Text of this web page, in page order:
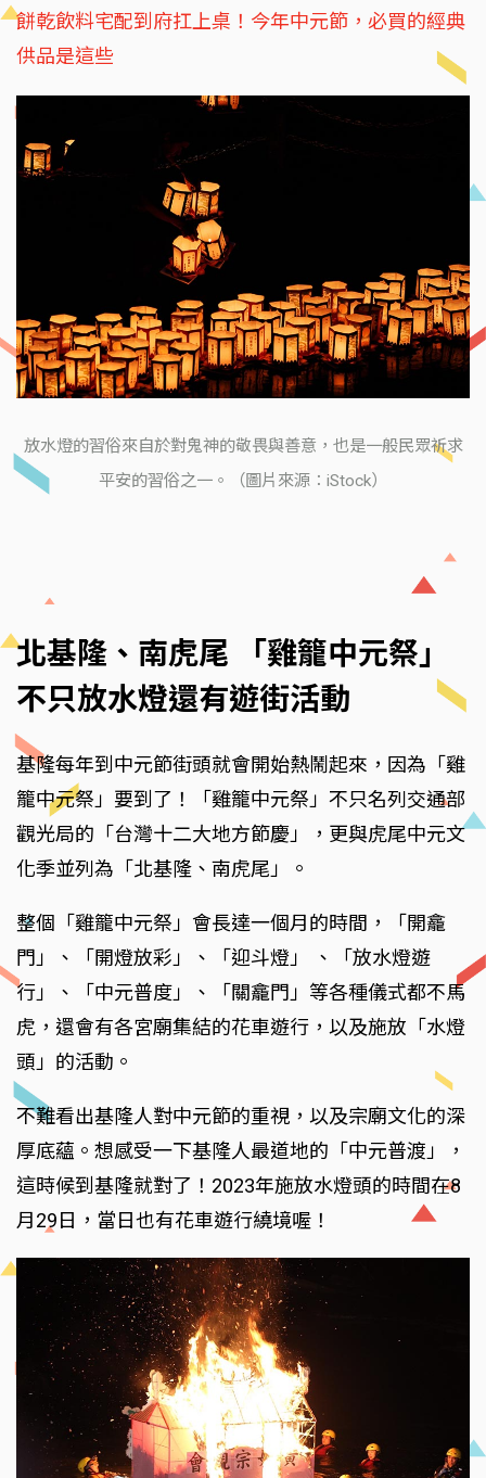
餅乾飲料宅配到府扛上桌！今年中元節，必買的經典
供品是這些
放水燈的習俗來自於對鬼神的敬畏與善意，也是一般民眾祈求
平安的習俗之一。（圖片來源：iStock）
北基隆、南虎尾 「雞籠中元祭」
不只放水燈還有遊街活動
基隆每年到中元節街頭就會開始熱鬧起來，因為「雞
籠中元祭」要到了！「雞籠中元祭」不只名列交通部
觀光局的「台灣十二大地方節慶」，更與虎尾中元文
化季並列為「北基隆、南虎尾」。
整個「雞籠中元祭」會長達一個月的時間，「開龕
門」、「開燈放彩」、「迎斗燈」 、「放水燈遊
行」、「中元普度」、「關龕門」等各種儀式都不馬
虎，還會有各宮廟集結的花車遊行，以及施放「水燈
頭」的活動。
不難看出基隆人對中元節的重視，以及宗廟文化的深
厚底蘊。想感受一下基隆人最道地的「中元普渡」，
這時候到基隆就對了！2023年施放水燈頭的時間在8
月29日，當日也有花車遊行繞境喔！